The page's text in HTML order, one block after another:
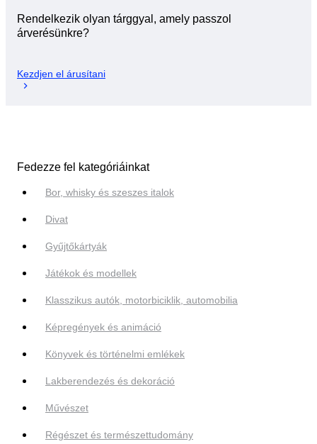
Rendelkezik olyan tárggyal, amely passzol
árverésünkre?
Kezdjen el árusítani
Fedezze fel kategóriáinkat
Bor, whisky és szeszes italok
Divat
Gyűjtőkártyák
Játékok és modellek
Klasszikus autók, motorbiciklik, automobilia
Képregények és animáció
Könyvek és történelmi emlékek
Lakberendezés és dekoráció
Művészet
Régészet és természettudomány